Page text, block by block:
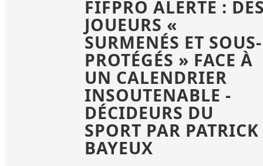
FIFPRO ALERTE :
JOUEURS «
SURMENÉS ET SOUS-
PROTÉGÉS » FACE À
UN CALENDRIER
INSOUTENABLE -
DÉCIDEURS DU
SPORT PAR PATRICK
BAYEUX